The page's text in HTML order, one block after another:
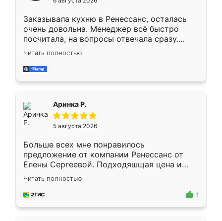
мебели буду заказывать только здесь.
Заказывала кухню в Ренессанс, осталась
очень довольна. Менеджер всё быстро
посчитала, на вопросы отвечала сразу.
Замерщик приехал в субботу, подошёл к
делу со всей ответственностью. Собрали
за день, ребята работали аккуратно, даже
Читать полностью
Аринка Р.
5 августа 2026
Больше всех мне понравилось
предложение от компании Ренессанс от
Елены Сергеевой. Подходяшщая цена и
короткие сроки изготовления. Приехавший
для замера сотрудник Владислав
предложил по моему эскизу самый
Читать полностью
1